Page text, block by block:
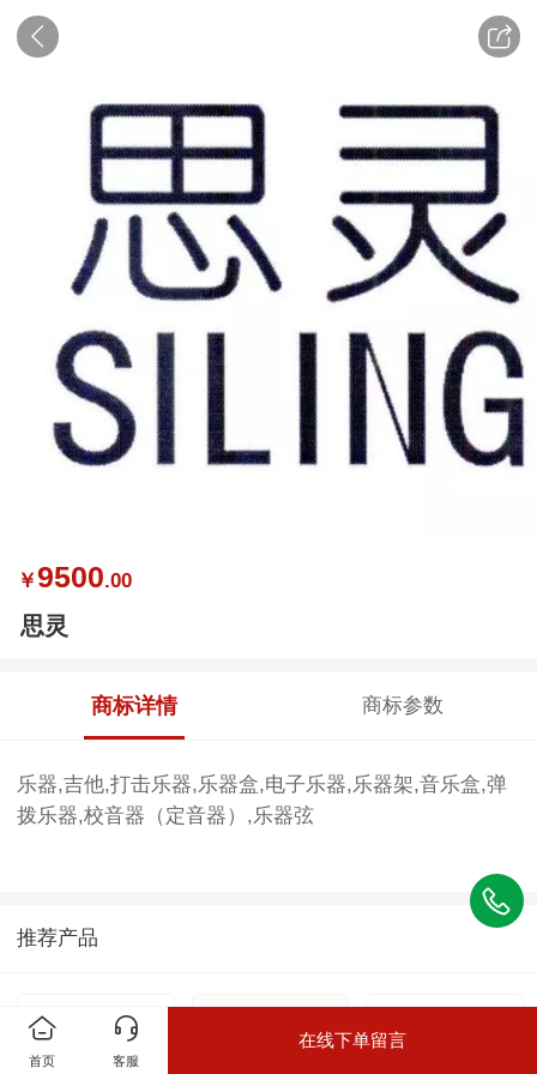
￥9500.00
思灵
商标详情 商标参数
乐器,吉他,打击乐器,乐器盒,电子乐器,乐器架,音乐盒,弹
拨乐器,校音器（定音器）,乐器弦
推荐产品
首页 客服
在线下单留言